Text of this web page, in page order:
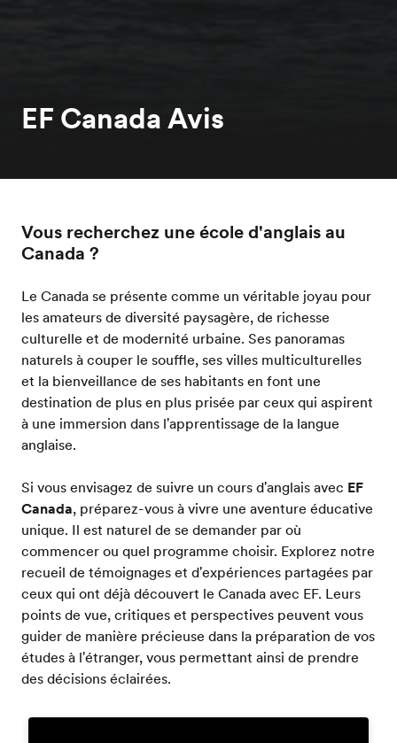
EF Canada Avis
Vous recherchez une école d'anglais au
Canada ?
Le Canada se présente comme un véritable joyau pour
les amateurs de diversité paysagère, de richesse
culturelle et de modernité urbaine. Ses panoramas
naturels à couper le souffle, ses villes multiculturelles
et la bienveillance de ses habitants en font une
destination de plus en plus prisée par ceux qui aspirent
à une immersion dans l'apprentissage de la langue
anglaise.
Si vous envisagez de suivre un cours d'anglais avec EF
Canada, préparez-vous à vivre une aventure éducative
unique. Il est naturel de se demander par où
commencer ou quel programme choisir. Explorez notre
recueil de témoignages et d'expériences partagées par
ceux qui ont déjà découvert le Canada avec EF. Leurs
points de vue, critiques et perspectives peuvent vous
guider de manière précieuse dans la préparation de vos
études à l'étranger, vous permettant ainsi de prendre
des décisions éclairées.